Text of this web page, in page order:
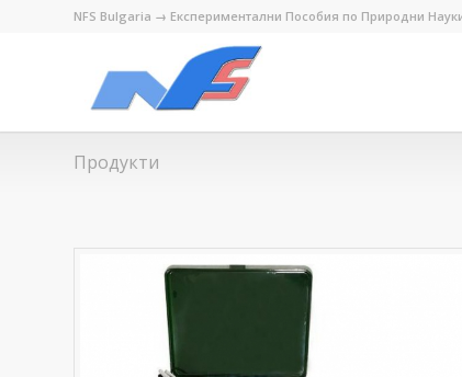
NFS Bulgaria → Експериментални Пособия по Природни
Продукти